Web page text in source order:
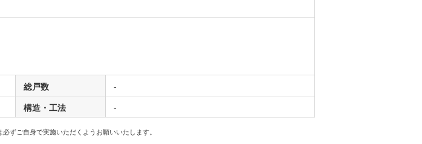
総戸数
-
構造・工法 -
ずご自身で実施いただくようお願いいたします。